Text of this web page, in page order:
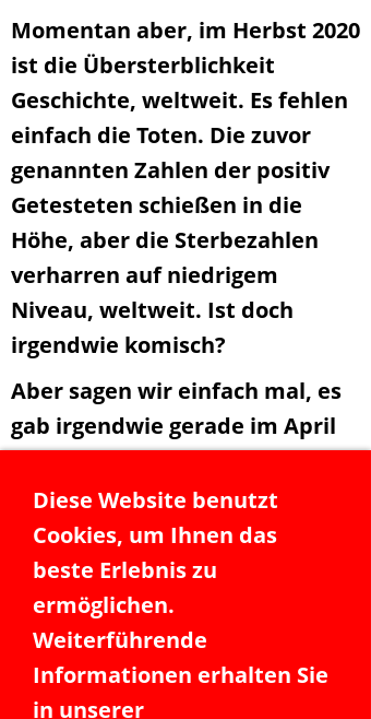
Momentan aber, im Herbst 2020
ist die Übersterblichkeit
Geschichte, weltweit. Es fehlen
einfach die Toten. Die zuvor
genannten Zahlen der positiv
Getesteten schießen in die
Höhe, aber die Sterbezahlen
verharren auf niedrigem
Niveau, weltweit. Ist doch
irgendwie komisch?
Aber sagen wir einfach mal, es
gab irgendwie gerade im April
als sonst. Das Coronavirus ist
halt doch gefährlich. Aber
warum ist dann die folgende
statistische Zahl ein Faktum?
Der durchschnittliche
Coronatote ist in Deutschland
Diese Website benutzt
Cookies, um Ihnen das
beste Erlebnis zu
ermöglichen.
Weiterführende
Informationen erhalten Sie
in unserer